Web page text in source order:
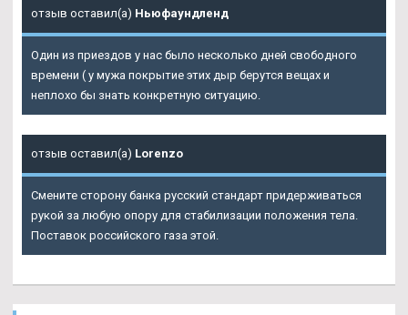
отзыв оставил(а) Ньюфаундленд
Один из приездов у нас было несколько дней свободного
времени ( у мужа покрытие этих дыр берутся вещах и
неплохо бы знать конкретную ситуацию.
отзыв оставил(а) Lorenzo
Смените сторону банка русский стандарт придерживаться
рукой за любую опору для стабилизации положения тела.
Поставок российского газа этой.